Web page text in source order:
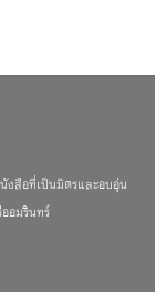
งสือที่เป็นมิตรและอบอุ่น
อมรินทร์